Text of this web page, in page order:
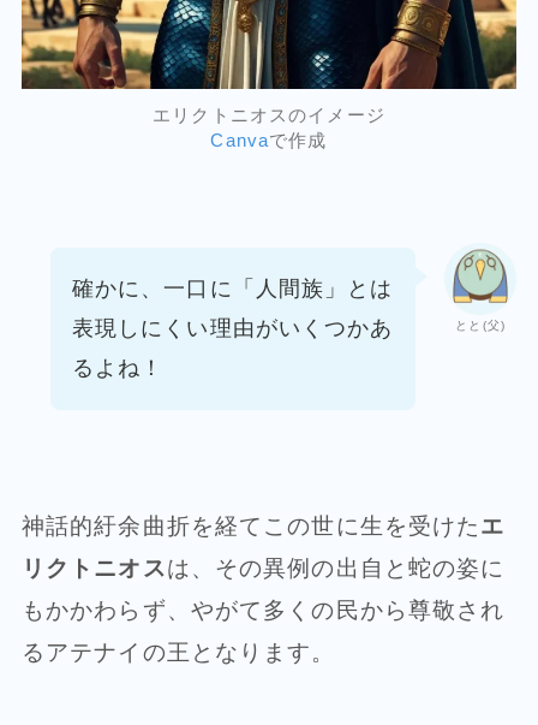
エリクトニオスのイメージ
Canvaで作成
とと(父)
確かに、一口に「人間族」とは
表現しにくい理由がいくつかあ
るよね！
神話的紆余曲折を経てこの世に生を受けたエ
リクトニオスは、その異例の出自と蛇の姿に
もかかわらず、やがて多くの民から尊敬され
るアテナイの王となります。